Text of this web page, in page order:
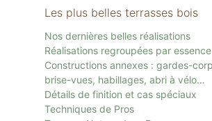
Les plus belles terrasses bois
Nos dernières belles réalisations
Réalisations regroupées par essence
Constructions annexes : gardes-
brise-vues, habillages, abri à vélo…
Détails de finition et cas spéciaux
Techniques de Pros